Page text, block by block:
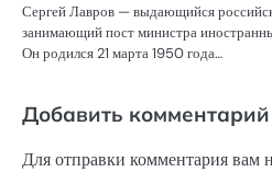
Сергей Лавров — выдающийся
занимающий пост министра
Он родился 21 марта 1950 года…
Добавить комментарий
Для отправки комментария вам